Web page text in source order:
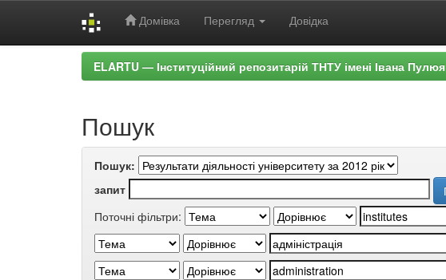
Домівка Перегляд Довідка
ELARTU — Інституційний репозитарій ТНТУ імені Івана Пулюя
Пошук
Пошук:
запит
Поточні фільтри: